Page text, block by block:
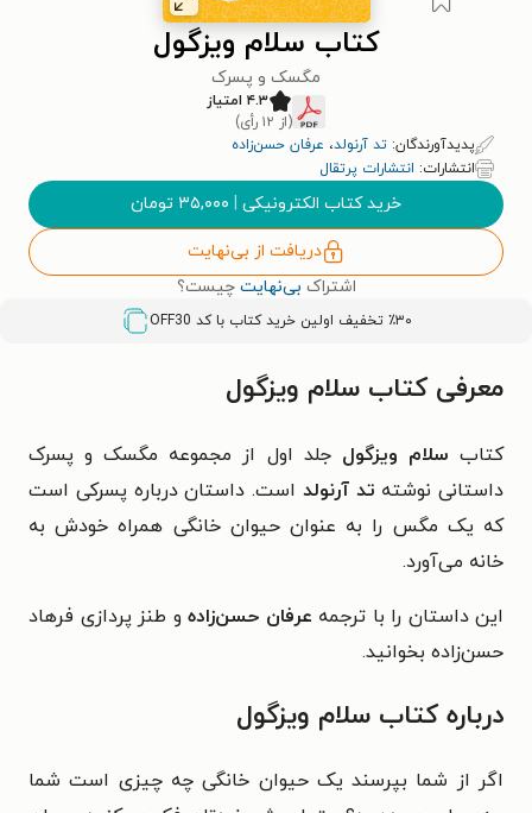
کتاب سلام ویزگول
مگسک و پسرک
۴.۳ امتیاز
(از ۱۲ رأی)
پدیدآورندگان: تد آرنولد، عرفان حسن‌زاده
انتشارات: انتشارات پرتقال
خرید کتاب الکترونیکی | ۳۵,۰۰۰ تومان
دریافت از بی‌نهایت
اشتراک بی‌نهایت چیست؟
٪۳۰ تخفیف اولین خرید کتاب با کد OFF30
معرفی کتاب سلام ویزگول
کتاب سلام ویزگولجلد اول از مجموعه مگسک و پسرک
داستانی نوشته تد آرنولد است. داستان درباره پسرکی است
که یک مگس را به عنوان حیوان خانگی همراه خودش به
خانه می‌آورد.
این داستان را با ترجمه عرفان حسن‌زاده و طنز پردازی فرهاد
حسن‌زاده بخوانید.
درباره کتاب سلام ویزگول
اگر از شما بپرسند یک حیوان خانگی چه چیزی است شما